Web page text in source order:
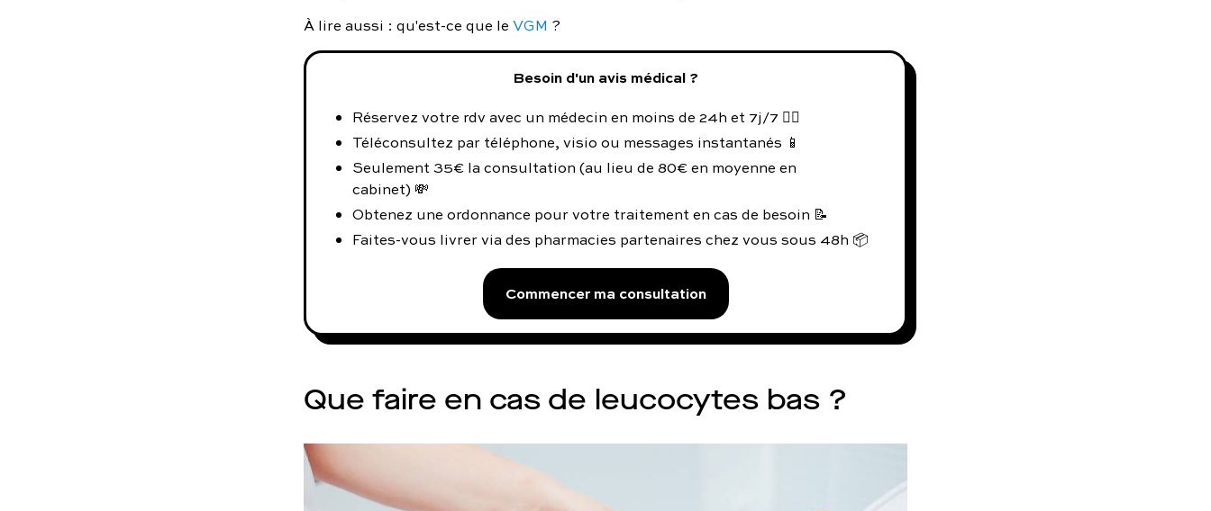
À lire aussi : qu'est-ce que le VGM ?
Besoin d'un avis médical ?
Réservez votre rdv avec un médecin en moins de 24h et 7j/7 👨‍⚕️
Téléconsultez par téléphone, visio ou messages instantanés 📱
Seulement 35€ la consultation (au lieu de 80€ en moyenne en
cabinet) 💸
Obtenez une ordonnance pour votre traitement en cas de besoin 📝
Faites-vous livrer via des pharmacies partenaires chez vous sous 48h 📦
Commencer ma consultation
Que faire en cas de leucocytes bas ?